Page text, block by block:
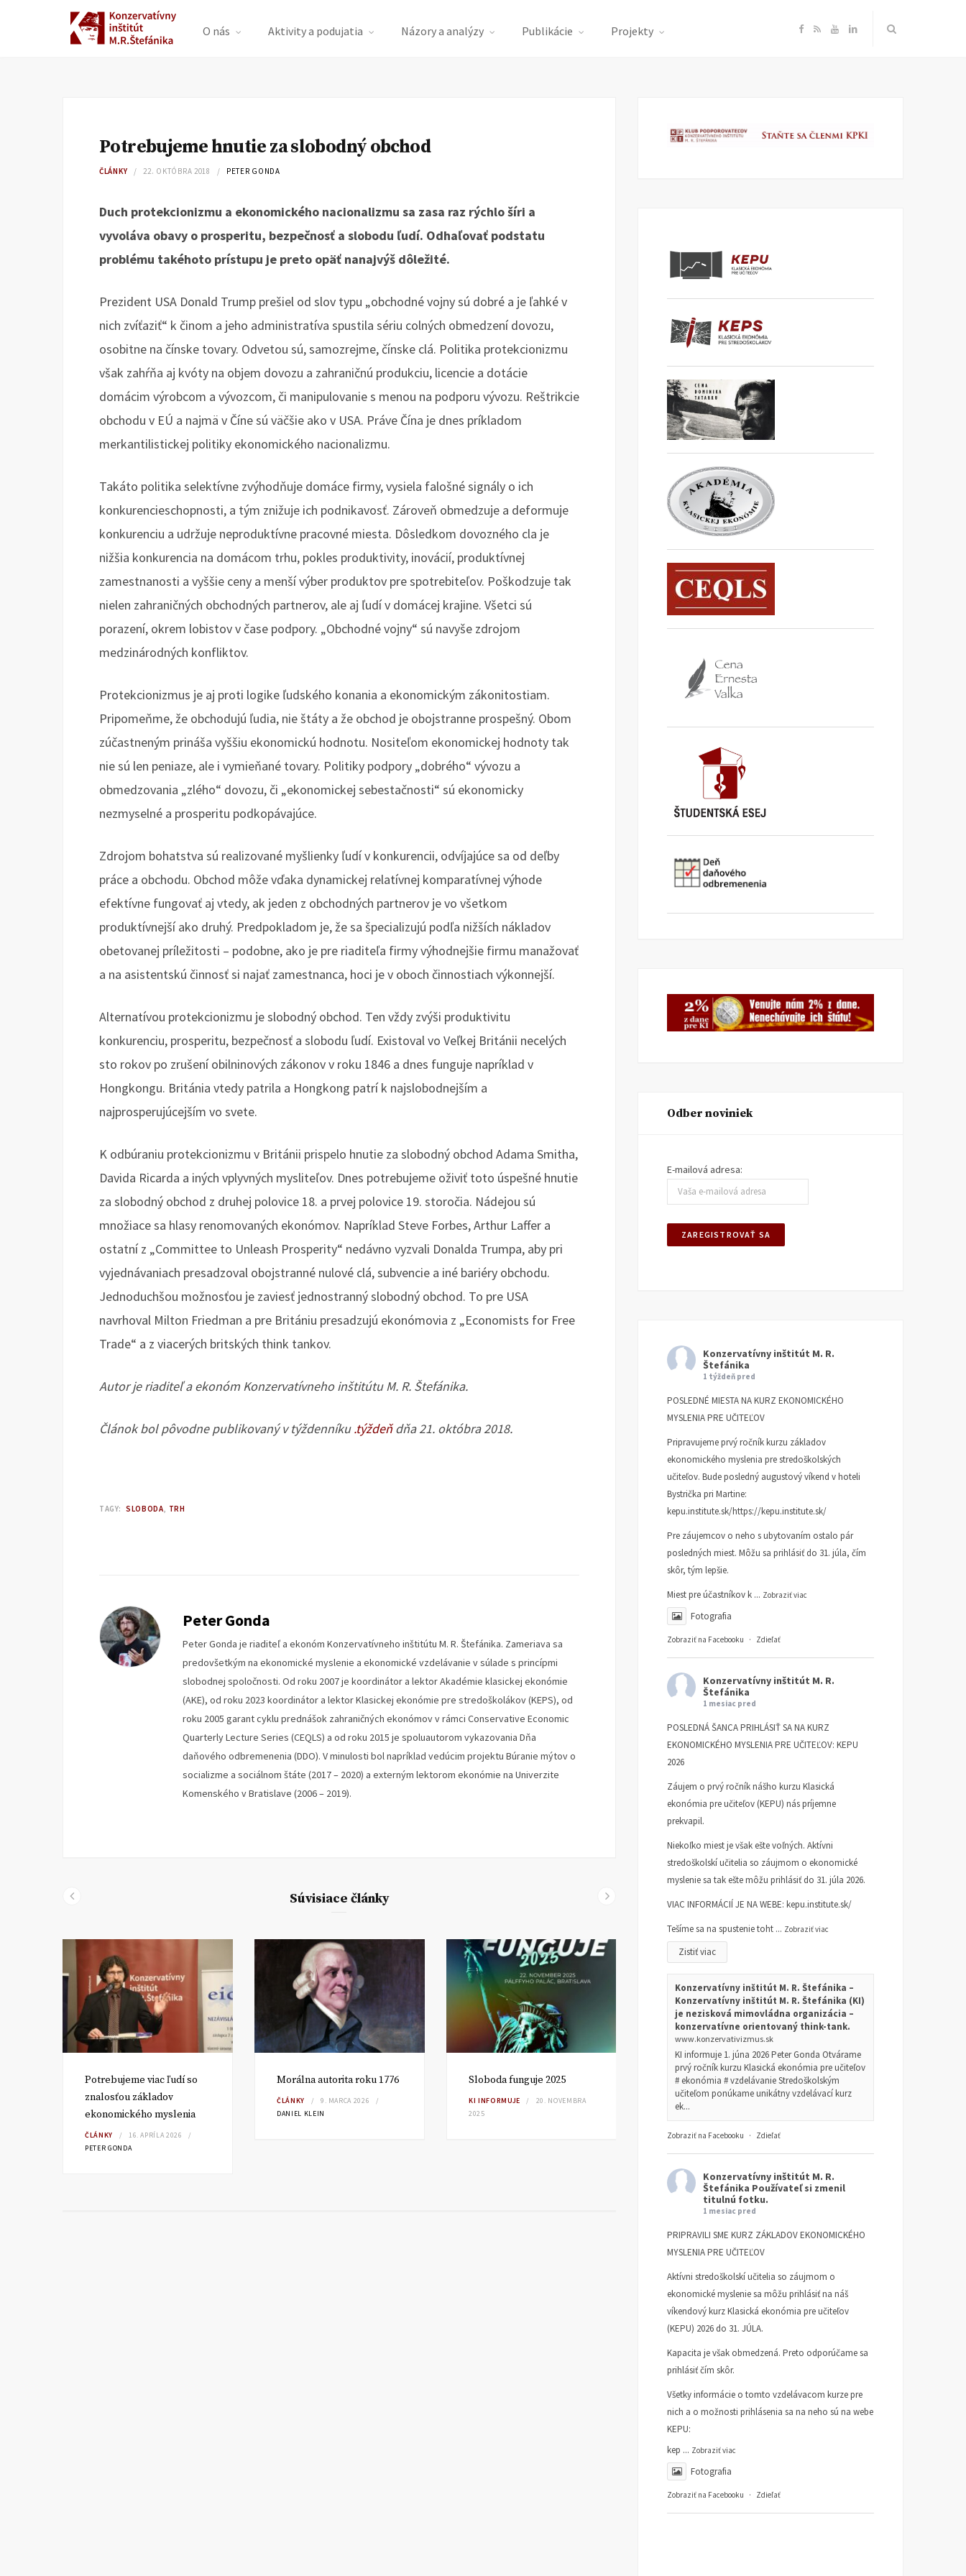
O nás Aktivity a podujatia Názory a analýzy Publikácie Projekty F
e
R Y
T
L
k
Potrebujeme hnutie za slobodný obchod
ČLÁNKY 22. OKTÓBRA 2018 PETER GONDA
Duch protekcionizmu a ekonomického nacionalizmu sa zasa raz rýchlo šíri a
vyvoláva obavy o prosperitu, bezpečnosť a slobodu ľudí. Odhaľovať podstatu
problému takéhoto prístupu je preto opäť nanajvýš dôležité.
Prezident USA Donald Trump prešiel od slov typu „obchodné vojny sú dobré a je ľahké v
nich zvíťaziť“ k činom a jeho administratíva spustila sériu colných obmedzení dovozu,
osobitne na čínske tovary. Odvetou sú, samozrejme, čínske clá. Politika protekcionizmu
však zahŕňa aj kvóty na objem dovozu a zahraničnú produkciu, licencie a dotácie
domácim výrobcom a vývozcom, či manipulovanie s menou na podporu vývozu. Reštrikcie
obchodu v EÚ a najmä v Číne sú väčšie ako v USA. Práve Čína je dnes príkladom
merkantilistickej politiky ekonomického nacionalizmu.
Takáto politika selektívne zvýhodňuje domáce firmy, vysiela falošné signály o ich
konkurencieschopnosti, a tým znižuje ich podnikavosť. Zároveň obmedzuje a deformuje
konkurenciu a udržuje neproduktívne pracovné miesta. Dôsledkom dovozného cla je
nižšia konkurencia na domácom trhu, pokles produktivity, inovácií, produktívnej
zamestnanosti a vyššie ceny a menší výber produktov pre spotrebiteľov. Poškodzuje tak
nielen zahraničných obchodných partnerov, ale aj ľudí v domácej krajine. Všetci sú
porazení, okrem lobistov v čase podpory. „Obchodné vojny“ sú navyše zdrojom
medzinárodných konfliktov.
Protekcionizmus je aj proti logike ľudského konania a ekonomickým zákonitostiam.
Pripomeňme, že obchodujú ľudia, nie štáty a že obchod je obojstranne prospešný. Obom
zúčastneným prináša vyššiu ekonomickú hodnotu. Nositeľom ekonomickej hodnoty tak
nie sú len peniaze, ale i vymieňané tovary. Politiky podpory „dobrého“ vývozu a
obmedzovania „zlého“ dovozu, či „ekonomickej sebestačnosti“ sú ekonomicky
nezmyselné a prosperitu podkopávajúce.
Zdrojom bohatstva sú realizované myšlienky ľudí v konkurencii, odvíjajúce sa od deľby
práce a obchodu. Obchod môže vďaka dynamickej relatívnej komparatívnej výhode
efektívne fungovať aj vtedy, ak jeden z obchodných partnerov je vo všetkom
produktívnejší ako druhý. Predpokladom je, že sa špecializujú podľa nižších nákladov
obetovanej príležitosti – podobne, ako je pre riaditeľa firmy výhodnejšie firmu manažovať
a na asistentskú činnosť si najať zamestnanca, hoci je v oboch činnostiach výkonnejší.
Alternatívou protekcionizmu je slobodný obchod. Ten vždy zvýši produktivitu
konkurenciu, prosperitu, bezpečnosť a slobodu ľudí. Existoval vo Veľkej Británii necelých
sto rokov po zrušení obilninových zákonov v roku 1846 a dnes funguje napríklad v
Hongkongu. Británia vtedy patrila a Hongkong patrí k najslobodnejším a
najprosperujúcejším vo svete.
K odbúraniu protekcionizmu v Británii prispelo hnutie za slobodný obchod Adama Smitha,
Davida Ricarda a iných vplyvných mysliteľov. Dnes potrebujeme oživiť toto úspešné hnutie
za slobodný obchod z druhej polovice 18. a prvej polovice 19. storočia. Nádejou sú
množiace sa hlasy renomovaných ekonómov. Napríklad Steve Forbes, Arthur Laffer a
ostatní z „Committee to Unleash Prosperity“ nedávno vyzvali Donalda Trumpa, aby pri
vyjednávaniach presadzoval obojstranné nulové clá, subvencie a iné bariéry obchodu.
Jednoduchšou možnosťou je zaviesť jednostranný slobodný obchod. To pre USA
navrhoval Milton Friedman a pre Britániu presadzujú ekonómovia z „Economists for Free
Trade“ a z viacerých britských think tankov.
Autor je riaditeľ a ekonóm Konzervatívneho inštitútu M. R. Štefánika.
Článok bol pôvodne publikovaný v týždenníku.týždeňdňa 21. októbra 2018.
TAGY: SLOBODA TRH
Peter Gonda
Peter Gonda je riaditeľ a ekonóm Konzervatívneho inštitútu M. R. Štefánika. Zameriava sa
predovšetkým na ekonomické myslenie a ekonomické vzdelávanie v súlade s princípmi
slobodnej spoločnosti. Od roku 2007 je koordinátor a lektor Akadémie klasickej ekonómie
(AKE), od roku 2023 koordinátor a lektor Klasickej ekonómie pre stredoškolákov (KEPS), od
roku 2005 garant cyklu prednášok zahraničných ekonómov v rámci Conservative Economic
Quarterly Lecture Series (CEQLS) a od roku 2015 je spoluautorom vykazovania Dňa
daňového odbremenenia (DDO). V minulosti bol napríklad vedúcim projektu Búranie mýtov o
socializme a sociálnom štáte (2017 – 2020) a externým lektorom ekonómie na Univerzite
Komenského v Bratislave (2006 – 2019).
Súvisiace články
Potrebujeme viac ľudí so
znalosťou základov
ekonomického myslenia
ČLÁNKY
16. APRÍLA 2026
PETER GONDA
Morálna autorita roku 1776
ČLÁNKY
9. MARCA 2026
DANIEL KLEIN
Sloboda funguje 2025
KI INFORMUJE
20. NOVEMBRA
2025
Necháme si vziať ideály
Novembra 89?
NOVEMBRA 2025
Odber noviniek
E-mailová adresa:
Konzervatívny inštitút M. R.
Štefánika
1 týždeň pred
POSLEDNÉ MIESTA NA KURZ EKONOMICKÉHO
MYSLENIA PRE UČITEĽOV
Pripravujeme prvý ročník kurzu základov
ekonomického myslenia pre stredoškolských
učiteľov. Bude posledný augustový víkend v hoteli
Bystrička pri Martine:
kepu.institute.sk/https://kepu.institute.sk/
Pre záujemcov o neho s ubytovaním ostalo pár
posledných miest. Môžu sa prihlásiť do 31. júla, čím
skôr, tým lepšie.
Miest pre účastníkov k ... Zobraziť viac
Fotografia
Zobraziť na Facebooku · Zdieľať
Konzervatívny inštitút M. R.
Štefánika
1 mesiac pred
POSLEDNÁ ŠANCA PRIHLÁSIŤ SA NA KURZ
EKONOMICKÉHO MYSLENIA PRE UČITEĽOV: KEPU
2026
Záujem o prvý ročník nášho kurzu Klasická
ekonómia pre učiteľov (KEPU) nás príjemne
prekvapil.
Niekoľko miest je však ešte voľných. Aktívni
stredoškolskí učitelia so záujmom o ekonomické
myslenie sa tak ešte môžu prihlásiť do 31. júla 2026.
VIAC INFORMÁCIÍ JE NA WEBE: kepu.institute.sk/
Tešíme sa na spustenie toht ... Zobraziť viac
Zistiť viac
Konzervatívny inštitút M. R. Štefánika –
Konzervatívny inštitút M. R. Štefánika (KI)
je nezisková mimovládna organizácia –
konzervatívne orientovaný think-tank.
www.konzervativizmus.sk
KI informuje 1. júna 2026 Peter Gonda Otvárame
prvý ročník kurzu Klasická ekonómia pre učiteľov
# ekonómia # vzdelávanie Stredoškolským
učiteľom ponúkame unikátny vzdelávací kurz
ek...
Zobraziť na Facebooku · Zdieľať
Konzervatívny inštitút M. R.
Štefánika Používateľ si zmenil
titulnú fotku.
1 mesiac pred
PRIPRAVILI SME KURZ ZÁKLADOV EKONOMICKÉHO
MYSLENIA PRE UČITEĽOV
Aktívni stredoškolskí učitelia so záujmom o
ekonomické myslenie sa môžu prihlásiť na náš
víkendový kurz Klasická ekonómia pre učiteľov
(KEPU) 2026 do 31. JÚLA.
Kapacita je však obmedzená. Preto odporúčame sa
prihlásiť čím skôr.
Všetky informácie o tomto vzdelávacom kurze pre
nich a o možnosti prihlásenia sa na neho sú na webe
KEPU:
kep ... Zobraziť viac
Fotografia
Zobraziť na Facebooku · Zdieľať